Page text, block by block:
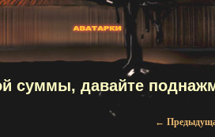
суммы, давайте
←